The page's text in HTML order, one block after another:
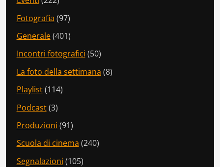
Fotografia (97)
Generale(401)
Incontri fotografici (50)
La foto della settimana (8)
Playlist(114)
Podcast(3)
Produzioni (91)
Scuola di cinema (240)
Segnalazioni (105)